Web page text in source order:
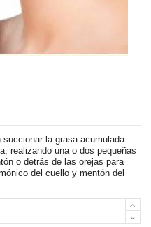
la grasa acumulada
realizando una o dos pequeñas
o detrás de las orejas para
del cuello y mentón del